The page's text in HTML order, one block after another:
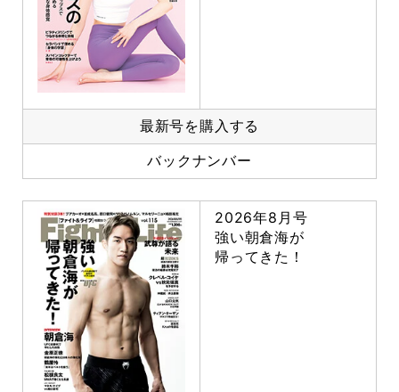
最新号を購入する
バックナンバー
2026年8月号
強い朝倉海が
帰ってきた！